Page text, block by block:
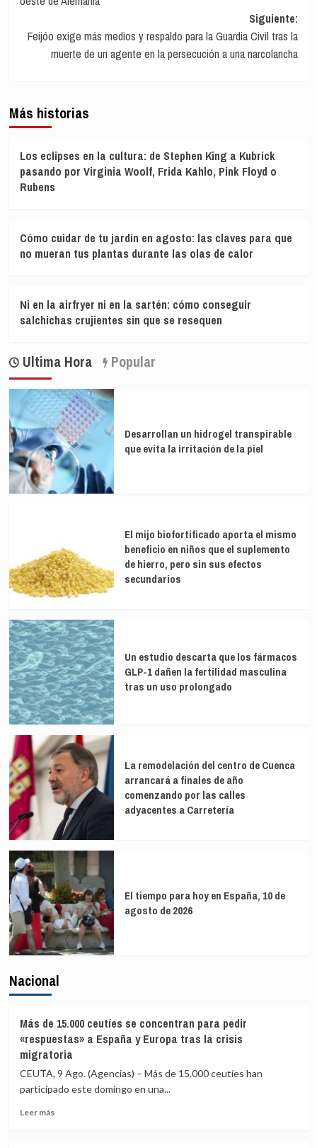
entradas
Siguiente:
Feijóo exige más medios y respaldo para la Guardia Civil tras la
muerte de un agente en la persecución a una narcolancha
Más historias
Los eclipses en la cultura: de Stephen King a Kubrick
pasando por Virginia Woolf, Frida Kahlo, Pink Floyd o
Rubens
Cómo cuidar de tu jardín en agosto: las claves para que
no mueran tus plantas durante las olas de calor
Ni en la airfryer ni en la sartén: cómo conseguir
salchichas crujientes sin que se resequen
Ultima Hora Popular
Desarrollan un hidrogel transpirable
que evita la irritación de la piel
El mijo biofortificado aporta el mismo
beneficio en niños que el suplemento
de hierro, pero sin sus efectos
secundarios
Un estudio descarta que los fármacos
GLP-1 dañen la fertilidad masculina
tras un uso prolongado
La remodelación del centro de Cuenca
arrancará a finales de año
comenzando por las calles
adyacentes a Carretería
El tiempo para hoy en España, 10 de
agosto de 2026
Nacional
Más de 15.000 ceutíes se concentran para pedir
«respuestas» a España y Europa tras la crisis
migratoria
CEUTA, 9 Ago. (Agencias) – Más de 15.000 ceutíes han
participado este domingo en una...
Leer másLeer